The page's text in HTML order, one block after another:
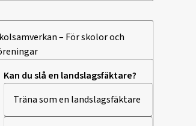
– För skolor och
Kan du slå en landslagsfäktare?
Träna som en landslagsfäktare